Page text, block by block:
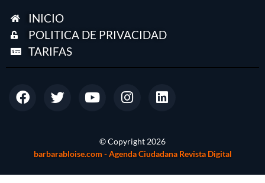
INICIO
POLITICA DE PRIVACIDAD
TARIFAS
© Copyright 2026
barbarabloise.com - Agenda Ciudadana Revista Digital